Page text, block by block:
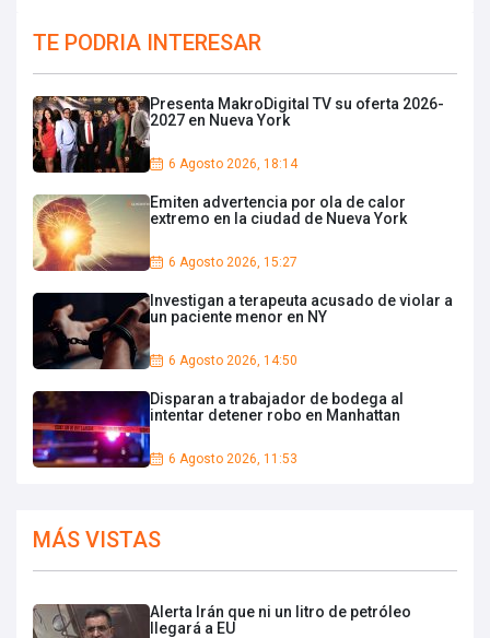
TE PODRIA INTERESAR
Presenta MakroDigital TV su oferta 2026-
2027 en Nueva York
6 Agosto 2026, 18:14
Emiten advertencia por ola de calor
extremo en la ciudad de Nueva York
6 Agosto 2026, 15:27
Investigan a terapeuta acusado de violar a
un paciente menor en NY
6 Agosto 2026, 14:50
Disparan a trabajador de bodega al
intentar detener robo en Manhattan
6 Agosto 2026, 11:53
MÁS VISTAS
Alerta Irán que ni un litro de petróleo
llegará a EU